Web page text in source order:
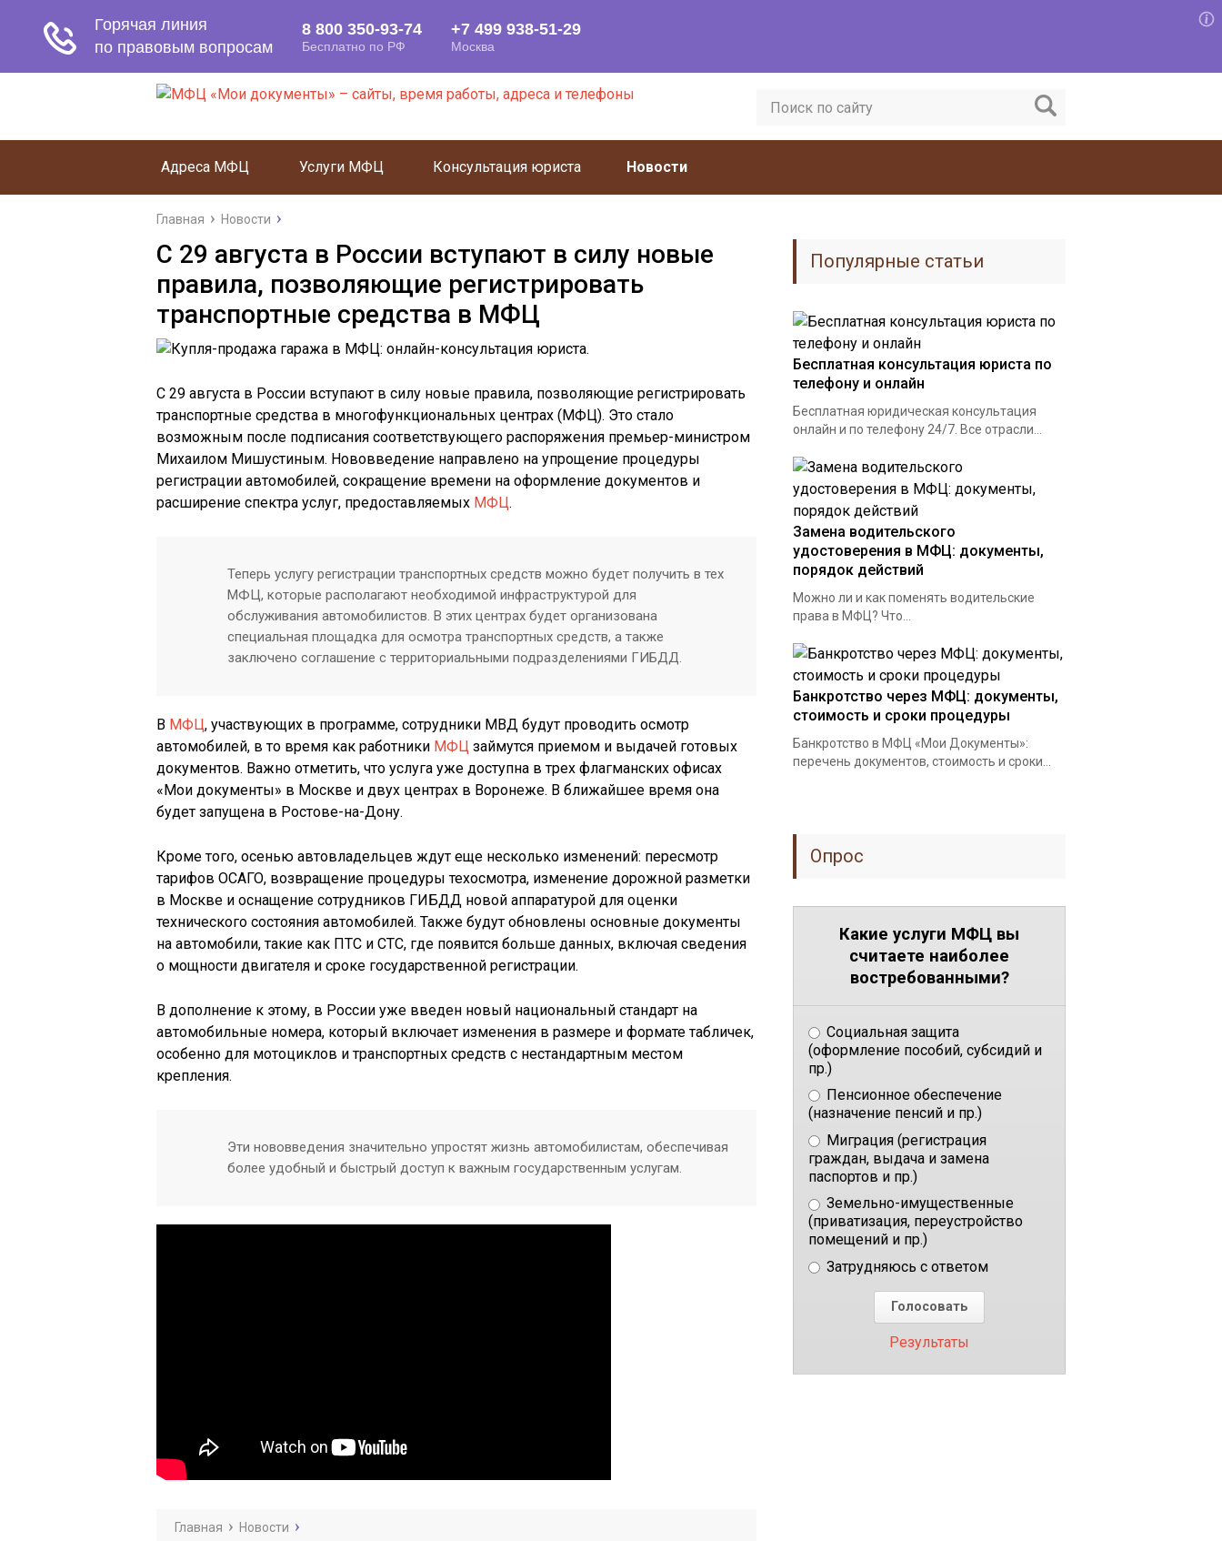
Адреса МФЦ Услуги МФЦ Консультация юриста Новости
Главная Новости
С 29 августа в России вступают в силу новые
правила, позволяющие регистрировать
транспортные средства в МФЦ
С 29 августа в России вступают в силу новые правила, позволяющие регистрировать
транспортные средства в многофункциональных центрах (МФЦ). Это стало
возможным после подписания соответствующего распоряжения премьер-министром
Михаилом Мишустиным. Нововведение направлено на упрощение процедуры
регистрации автомобилей, сокращение времени на оформление документов и
расширение спектра услуг, предоставляемых МФЦ.
Теперь услугу регистрации транспортных средств можно будет получить в тех
МФЦ, которые располагают необходимой инфраструктурой для
обслуживания автомобилистов. В этих центрах будет организована
специальная площадка для осмотра транспортных средств, а также
заключено соглашение с территориальными подразделениями ГИБДД.
В МФЦ, участвующих в программе, сотрудники МВД будут проводить осмотр
автомобилей, в то время как работники МФЦ займутся приемом и выдачей готовых
документов. Важно отметить, что услуга уже доступна в трех флагманских офисах
«Мои документы» в Москве и двух центрах в Воронеже. В ближайшее время она
будет запущена в Ростове-на-Дону.
Кроме того, осенью автовладельцев ждут еще несколько изменений: пересмотр
тарифов ОСАГО, возвращение процедуры техосмотра, изменение дорожной разметки
в Москве и оснащение сотрудников ГИБДД новой аппаратурой для оценки
технического состояния автомобилей. Также будут обновлены основные документы
на автомобили, такие как ПТС и СТС, где появится больше данных, включая сведения
о мощности двигателя и сроке государственной регистрации.
В дополнение к этому, в России уже введен новый национальный стандарт на
автомобильные номера, который включает изменения в размере и формате табличек,
особенно для мотоциклов и транспортных средств с нестандартным местом
крепления.
Эти нововведения значительно упростят жизнь автомобилистам, обеспечивая
более удобный и быстрый доступ к важным государственным услугам.
Главная Новости
Популярные статьи
Бесплатная консультация юриста по
телефону и онлайн
Бесплатная юридическая консультация
онлайн и по телефону 24/7. Все отрасли...
Замена водительского
удостоверения в МФЦ: документы,
порядок действий
Можно ли и как поменять водительские
права в МФЦ? Что...
Банкротство через МФЦ: документы,
стоимость и сроки процедуры
Банкротство в МФЦ «Мои Документы»:
перечень документов, стоимость и сроки...
Опрос
Какие услуги МФЦ вы
считаете наиболее
востребованными?
Социальная защита
(оформление пособий, субсидий и
пр.)
Пенсионное обеспечение
(назначение пенсий и пр.)
Миграция (регистрация
граждан, выдача и замена
паспортов и пр.)
Земельно-имущественные
(приватизация, переустройство
помещений и пр.)
Затрудняюсь с ответом
Результаты